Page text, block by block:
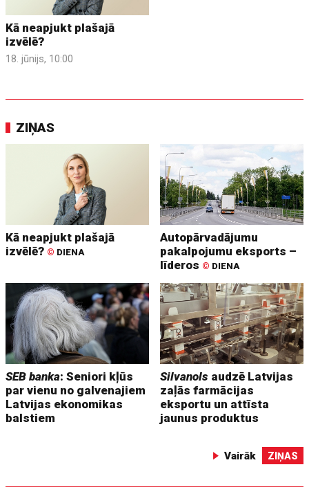
Kā neapjukt plašajā
izvēlē?
18. jūnijs, 10:00
ZIŅAS
Kā neapjukt plašajā
izvēlē? © DIENA
Autopārvadājumu
pakalpojumu eksports –
līderos © DIENA
SEB banka: Seniori kļūs
par vienu no galvenajiem
Latvijas ekonomikas
balstiem
Silvanols audzē Latvijas
zaļās farmācijas
eksportu un attīsta
jaunus produktus
Vairāk ZIŅAS